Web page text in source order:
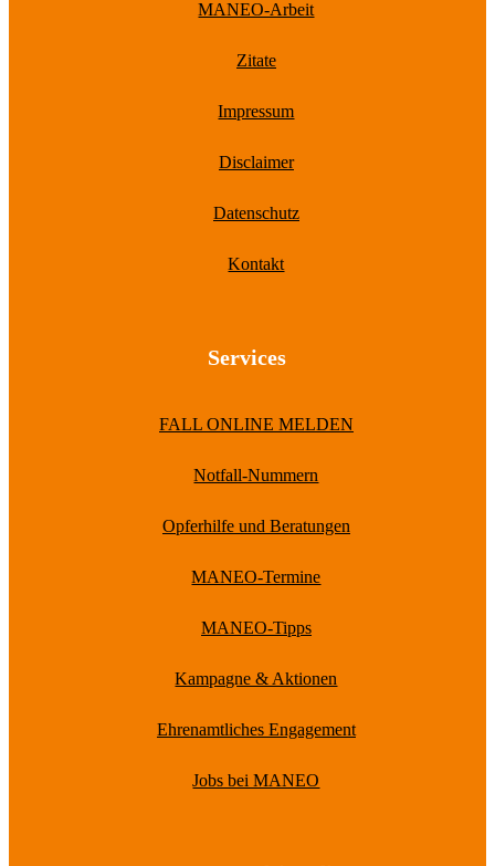
MANEO-Arbeit
Zitate
Impressum
Disclaimer
Datenschutz
Kontakt
Services
FALL ONLINE MELDEN
Notfall-Nummern
Opferhilfe und Beratungen
MANEO-Termine
MANEO-Tipps
Kampagne & Aktionen
Ehrenamtliches Engagement
Jobs bei MANEO